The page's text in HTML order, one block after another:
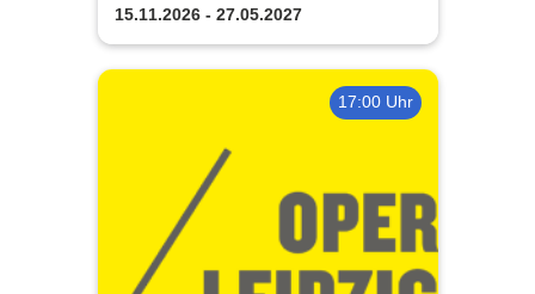
15.11.2026 - 27.05.2027
17:00 Uhr